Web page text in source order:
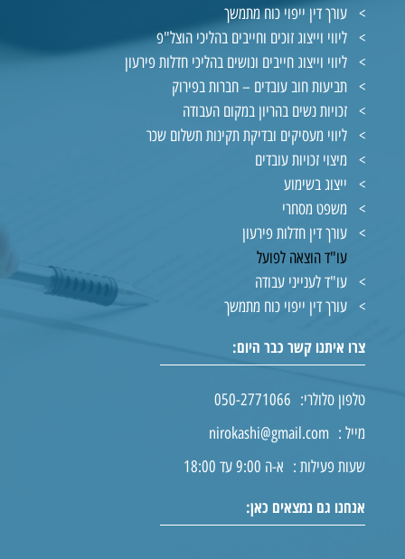
עורך דין ייפוי כוח מתמשך
ליווי וייצוג זוכים וחייבים בהליכי הוצל"פ
ליווי וייצוג חייבים ונושים בהליכי חדלות פירעון
תביעות חוב עובדים – חברות בפירוק
זכויות נשים בהריון במקום העבודה
ליווי מעסיקים ובדיקת תקינות תשלום שכר
מיצוי זכויות עובדים
ייצוג בשימוע
משפט מסחרי
עורך דין חדלות פירעון
עו"ד הוצאה לפועל
עו"ד לענייני עבודה
עורך דין ייפוי כוח מתמשך
צרו איתנו קשר כבר היום:
טלפון סלולרי: 050-2771066
מייל : nirokashi@gmail.com
שעות פעילות : א-ה 9:00 עד 18:00
אנחנו גם נמצאים כאן: